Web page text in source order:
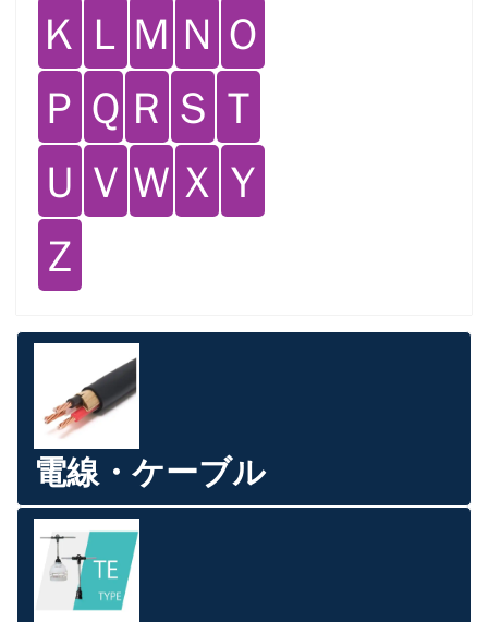
Ｋ Ｌ Ｍ Ｎ Ｏ
Ｐ Ｑ Ｒ Ｓ Ｔ
Ｕ Ｖ Ｗ Ｘ Ｙ
Ｚ
電線・ケーブル